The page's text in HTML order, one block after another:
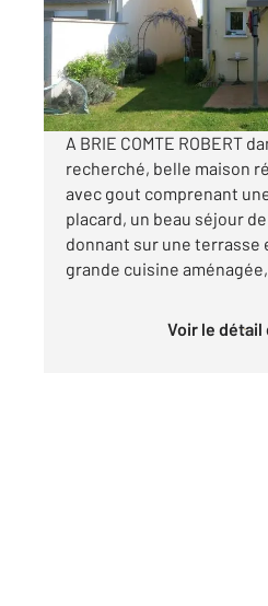
Maison à vendre
332 000
Visiter le site dédié
A BRIE COMTE ROBERT
recherché, belle maison
avec gout comprenant
placard, un beau séjour
donnant sur une terrasse
grande cuisine
Voir le